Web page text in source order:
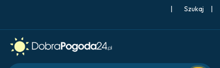
| |